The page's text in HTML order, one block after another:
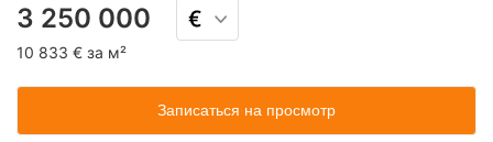
3 250 000
10 833 € за м²
Записаться на просмотр